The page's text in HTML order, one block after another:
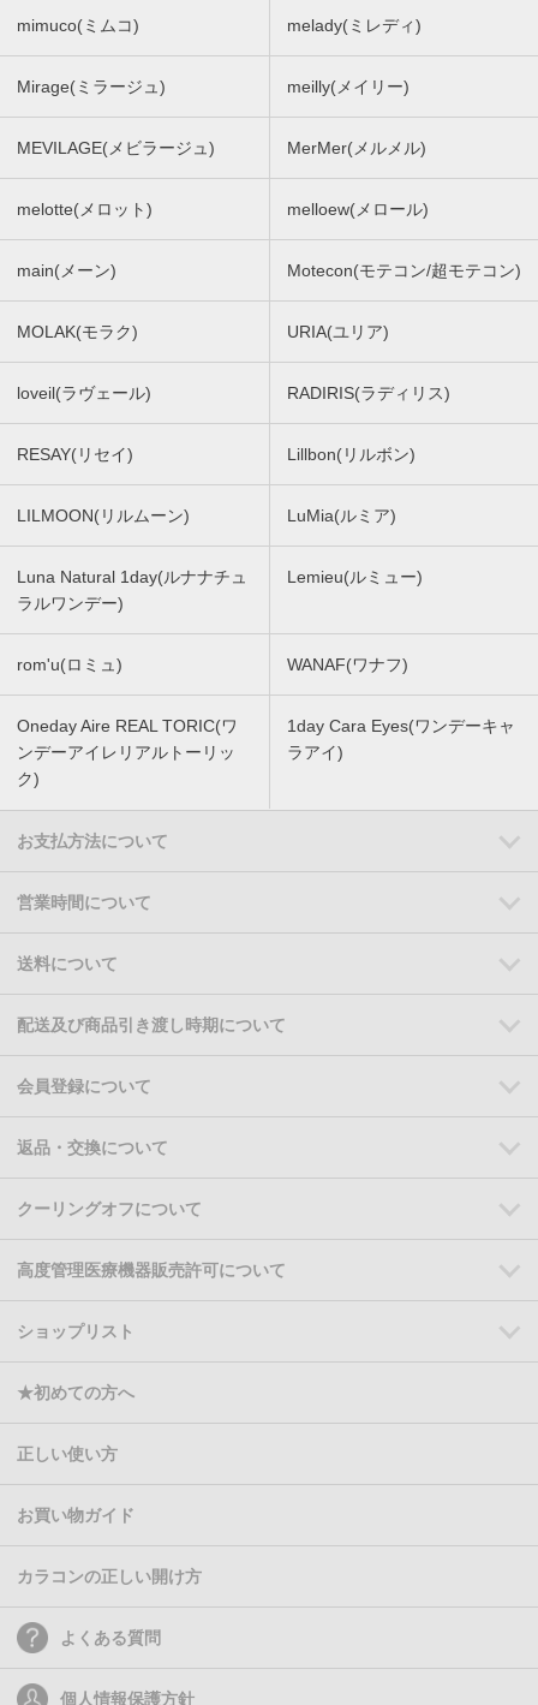
mimuco(ミムコ) melady(ミレディ)
Mirage(ミラージュ) meilly(メイリー)
MEVILAGE(メビラージュ) MerMer(メルメル)
melotte(メロット) melloew(メロール)
main(メーン) Motecon(モテコン/超モテコン)
MOLAK(モラク) URIA(ユリア)
loveil(ラヴェール) RADIRIS(ラディリス)
RESAY(リセイ) Lillbon(リルボン)
LILMOON(リルムーン) LuMia(ルミア)
Luna Natural 1day(ルナナチュ
ラルワンデー)
Lemieu(ルミュー)
rom'u(ロミュ) WANAF(ワナフ)
Oneday Aire REAL TORIC(ワ
ンデーアイレリアルトーリッ
ク)
1day Cara Eyes(ワンデーキャ
ラアイ)
お支払方法について
営業時間について
送料について
配送及び商品引き渡し時期について
会員登録について
返品・交換について
クーリングオフについて
高度管理医療機器販売許可について
ショップリスト
★初めての方へ
正しい使い方
お買い物ガイド
カラコンの正しい開け方
よくある質問
個人情報保護方針